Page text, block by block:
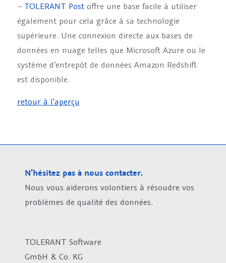
– TOLERANT Postoffre une base facile à utiliser
également pour cela grâce à sa technologie
supérieure. Une connexion directe aux bases de
données en nuage telles que Microsoft Azure ou le
système d’entrepôt de données Amazon Redshift
est disponible.
retour à l'aperçu
N’hésitez pas à nous contacter.
Nous vous aiderons volontiers à résoudre vos
problèmes de qualité des données.
TOLERANT Software
GmbH & Co. KG